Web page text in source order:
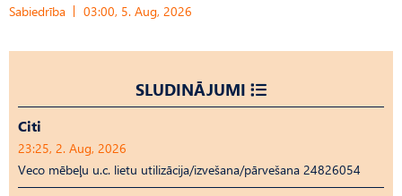
Sabiedrība 03:00, 5. Aug, 2026
SLUDINĀJUMI
Citi
23:25, 2. Aug, 2026
Veco mēbeļu u.c. lietu utilizācija/izvešana/pārvešana 24826054